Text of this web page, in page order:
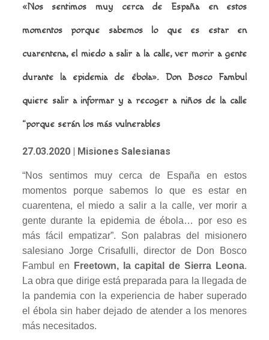
«Nos sentimos muy cerca de España en estos
momentos porque sabemos lo que es estar en
cuarentena, el miedo a salir a la calle, ver morir a gente
durante la epidemia de ébola». Don Bosco Fambul
quiere salir a informar y a recoger a niños de la calle
“porque serán los más vulnerables
27.03.2020| Misiones Salesianas
“Nos sentimos muy cerca de España en estos
momentos porque sabemos lo que es estar en
cuarentena, el miedo a salir a la calle, ver morir a
gente durante la epidemia de ébola… por eso es
más fácil empatizar”. Son palabras del misionero
salesiano Jorge Crisafulli, director de Don Bosco
Fambul en
Freetown, la capital de Sierra Leona.
La obra que dirige está preparada para la llegada de
la pandemia con la experiencia de haber superado
el ébola sin haber dejado de atender a los menores
más necesitados.